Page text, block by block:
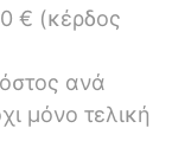
€ (κέρδος
ανά
μόνο τελική